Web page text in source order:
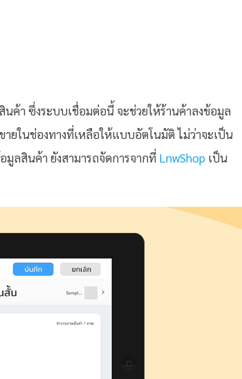
ค้า ซึ่งระบบเชื่อมต่อนี้ จะช่วยให้ร้านค้าลงข้อมูล
ยในช่องทางที่เหลือให้แบบอัตโนมัติ ไม่ว่าจะเป็น
มูลสินค้า ยังสามารถจัดการจากที่ LnwShop เป็น